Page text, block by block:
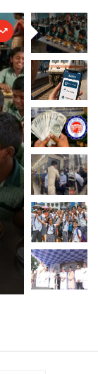
राष्ट्रीय
RailOne
लोकप्रिय,
अनारक्षित